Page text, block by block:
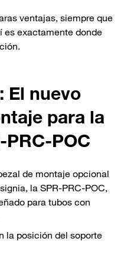
ventajas, siempre que
es exactamente donde
El nuevo
para la
PRC-POC
de montaje opcional
la SPR-PRC-POC,
para tubos con
la posición del soporte